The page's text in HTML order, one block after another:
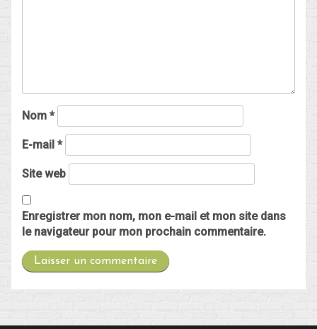
Nom *
E-mail *
Site web
Enregistrer mon nom, mon e-mail et mon site dans
le navigateur pour mon prochain commentaire.